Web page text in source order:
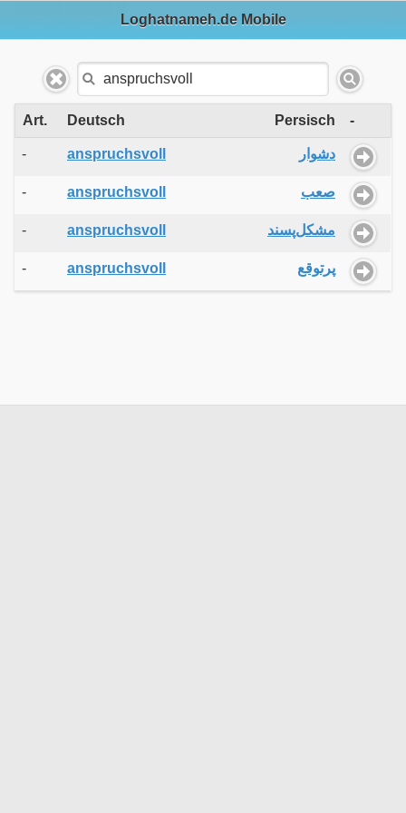
Loghatnameh.de Mobile
Art. Deutsch Persisch -
- anspruchsvoll دشوار
- anspruchsvoll صعب
- anspruchsvoll مشکل‌پسند
- anspruchsvoll پرتوقع